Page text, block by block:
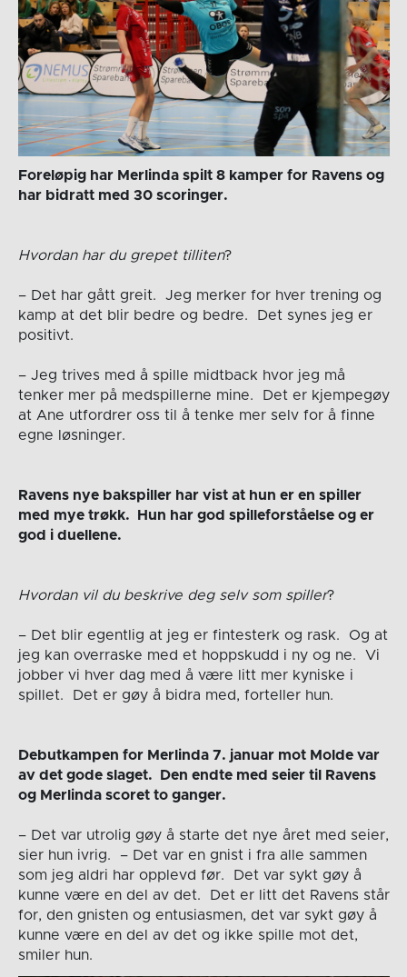
Foreløpig har Merlinda spilt 8 kamper for Ravens og
har bidratt med 30 scoringer.
Hvordan har du grepet tilliten?
– Det har gått greit. Jeg merker for hver trening og
kamp at det blir bedre og bedre. Det synes jeg er
positivt.
– Jeg trives med å spille midtback hvor jeg må
tenker mer på medspillerne mine. Det er kjempegøy
at Ane utfordrer oss til å tenke mer selv for å finne
egne løsninger.
Ravens nye bakspiller har vist at hun er en spiller
med mye trøkk. Hun har god spilleforståelse og er
god i duellene.
Hvordan vil du beskrive deg selv som spiller?
– Det blir egentlig at jeg er fintesterk og rask. Og at
jeg kan overraske med et hoppskudd i ny og ne. Vi
jobber vi hver dag med å være litt mer kyniske i
spillet. Det er gøy å bidra med, forteller hun.
Debutkampen for Merlinda 7. januar mot Molde var
av det gode slaget. Den endte med seier til Ravens
og Merlinda scoret to ganger.
– Det var utrolig gøy å starte det nye året med seier,
sier hun ivrig. – Det var en gnist i fra alle sammen
som jeg aldri har opplevd før. Det var sykt gøy å
kunne være en del av det. Det er litt det Ravens står
for, den gnisten og entusiasmen, det var sykt gøy å
kunne være en del av det og ikke spille mot det,
smiler hun.